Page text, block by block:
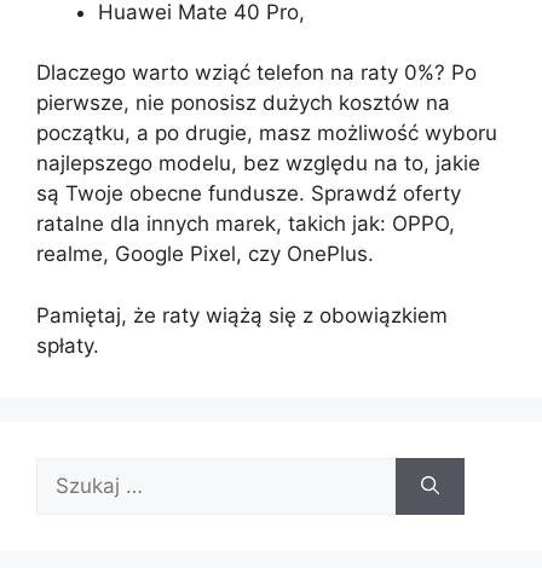
Huawei Mate 40 Pro,
Dlaczego warto wziąć telefon na raty 0%? Po
pierwsze, nie ponosisz dużych kosztów na
początku, a po drugie, masz możliwość wyboru
najlepszego modelu, bez względu na to, jakie
są Twoje obecne fundusze. Sprawdź oferty
ratalne dla innych marek, takich jak: OPPO,
realme, Google Pixel, czy OnePlus.
Pamiętaj, że raty wiążą się z obowiązkiem
spłaty.